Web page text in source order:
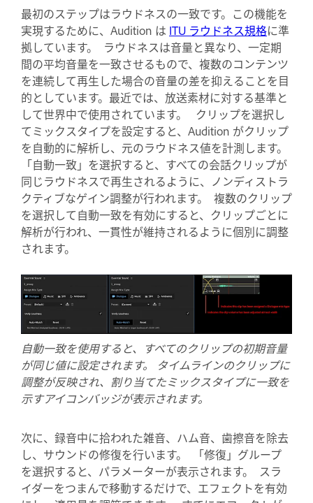
最初のステップはラウドネスの一致です。この機能を
実現するために、Audition は ITU ラウドネス規格に準
拠しています。 ラウドネスは音量と異なり、一定期
間の平均音量を一致させるもので、複数のコンテンツ
を連続して再生した場合の音量の差を抑えることを目
的としています。最近では、放送素材に対する基準と
して世界中で使用されています。 クリップを選択し
てミックスタイプを設定すると、Audition がクリップ
を自動的に解析し、元のラウドネス値を計測します。
「自動一致」を選択すると、すべての会話クリップが
同じラウドネスで再生されるように、ノンディストラ
クティブなゲイン調整が行われます。 複数のクリップ
を選択して自動一致を有効にすると、クリップごとに
解析が行われ、一貫性が維持されるように個別に調整
されます。
自動一致を使用すると、すべてのクリップの初期音量
が同じ値に設定されます。 タイムラインのクリップに
調整が反映され、割り当てたミックスタイプに一致を
示すアイコンバッジが表示されます。
次に、録音中に拾われた雑音、ハム音、歯擦音を除去
し、サウンドの修復を行います。 「修復」グループ
を選択すると、パラメーターが表示されます。 スラ
イダーをつまんで移動するだけで、エフェクトを有効